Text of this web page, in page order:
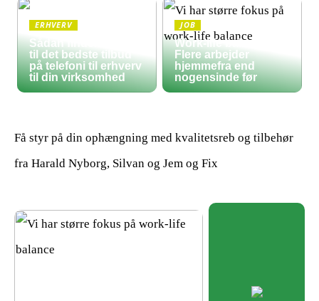
ERHVERV
Sådan finder du frem
til det bedste tilbud
på telefoni til erhverv
til din virksomhed
JOB
Work-life balance:
Flere arbejder
hjemmefra end
nogensinde før
Få styr på din ophængning med kvalitetsreb og tilbehør
fra Harald Nyborg, Silvan og Jem og Fix